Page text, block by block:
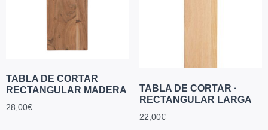
TABLA DE CORTAR
RECTANGULAR MADERA
28,00€
TABLA DE CORTAR ·
RECTANGULAR LARGA
22,00€